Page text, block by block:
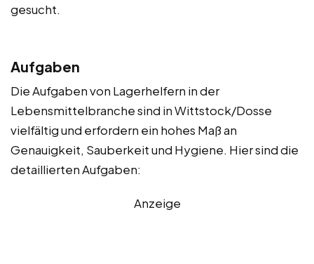
gesucht.
Aufgaben
Die Aufgaben von Lagerhelfern in der
Lebensmittelbranche sind in Wittstock/Dosse
vielfältig und erfordern ein hohes Maß an
Genauigkeit, Sauberkeit und Hygiene. Hier sind die
detaillierten Aufgaben:
Anzeige